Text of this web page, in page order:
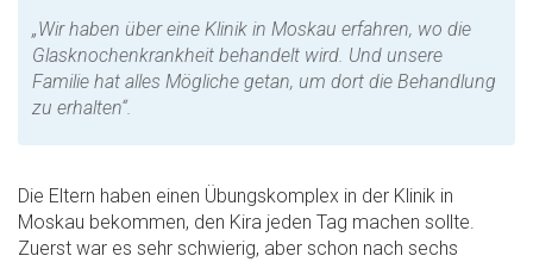
„Wir haben über eine Klinik in Moskau erfahren, wo die
Glasknochenkrankheit behandelt wird. Und unsere
Familie hat alles Mögliche getan, um dort die Behandlung
zu erhalten“.
Die Eltern haben einen Übungskomplex in der Klinik in
Moskau bekommen, den Kira jeden Tag machen sollte.
Zuerst war es sehr schwierig, aber schon nach sechs